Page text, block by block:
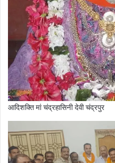
आदिशक्ति मां चंद्रहासिनी देवी चंद्रपुर